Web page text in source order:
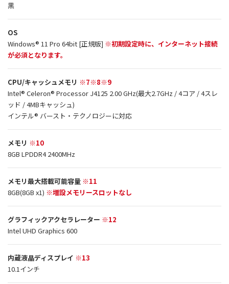
黒
OS
Windows® 11 Pro 64bit [正規版] ※初期設定時に、インターネット接続
が必須となります。
CPU/キャッシュメモリ ※7※8※9
Intel® Celeron® Processor J4125 2.00 GHz(最大2.7GHz / 4コア / 4スレ
ッド / 4MBキャッシュ)
インテル® バースト・テクノロジーに対応
メモリ ※10
8GB LPDDR4 2400MHz
メモリ最大搭載可能容量 ※11
8GB(8GB x1) ※増設メモリースロットなし
グラフィックアクセラレーター ※12
Intel UHD Graphics 600
内蔵液晶ディスプレイ ※13
10.1インチ